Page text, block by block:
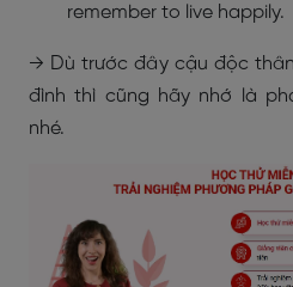
remember to live happily.
→ Dù trước đây cậu độc
đình thì cũng hãy nhớ là
nhé.